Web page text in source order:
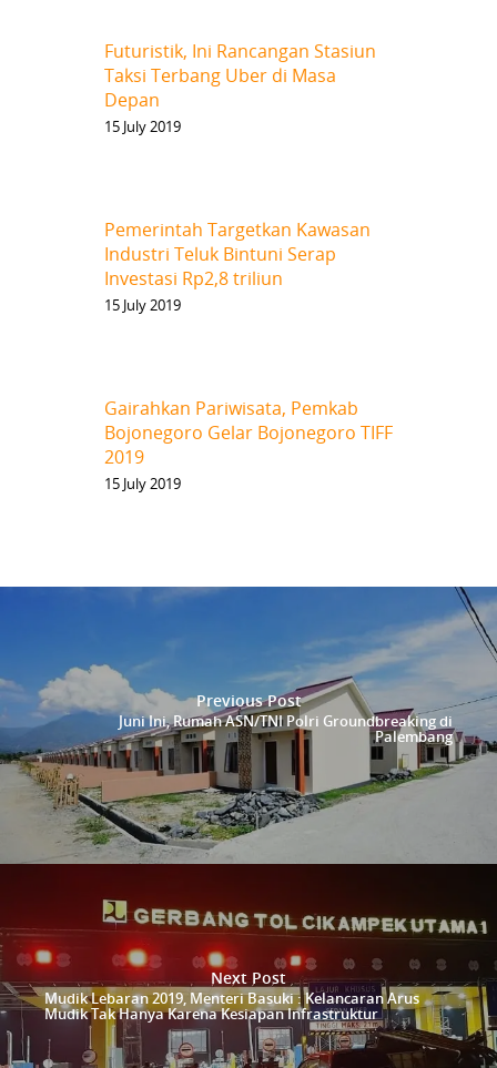
Futuristik, Ini Rancangan Stasiun
Taksi Terbang Uber di Masa
Depan
15 July 2019
Pemerintah Targetkan Kawasan
Industri Teluk Bintuni Serap
Investasi Rp2,8 triliun
15 July 2019
Gairahkan Pariwisata, Pemkab
Bojonegoro Gelar Bojonegoro TIFF
2019
15 July 2019
Previous Post
Juni Ini, Rumah ASN/TNI Polri Groundbreaking di
Palembang
Next Post
Mudik Lebaran 2019, Menteri Basuki : Kelancaran Arus
Mudik Tak Hanya Karena Kesiapan Infrastruktur